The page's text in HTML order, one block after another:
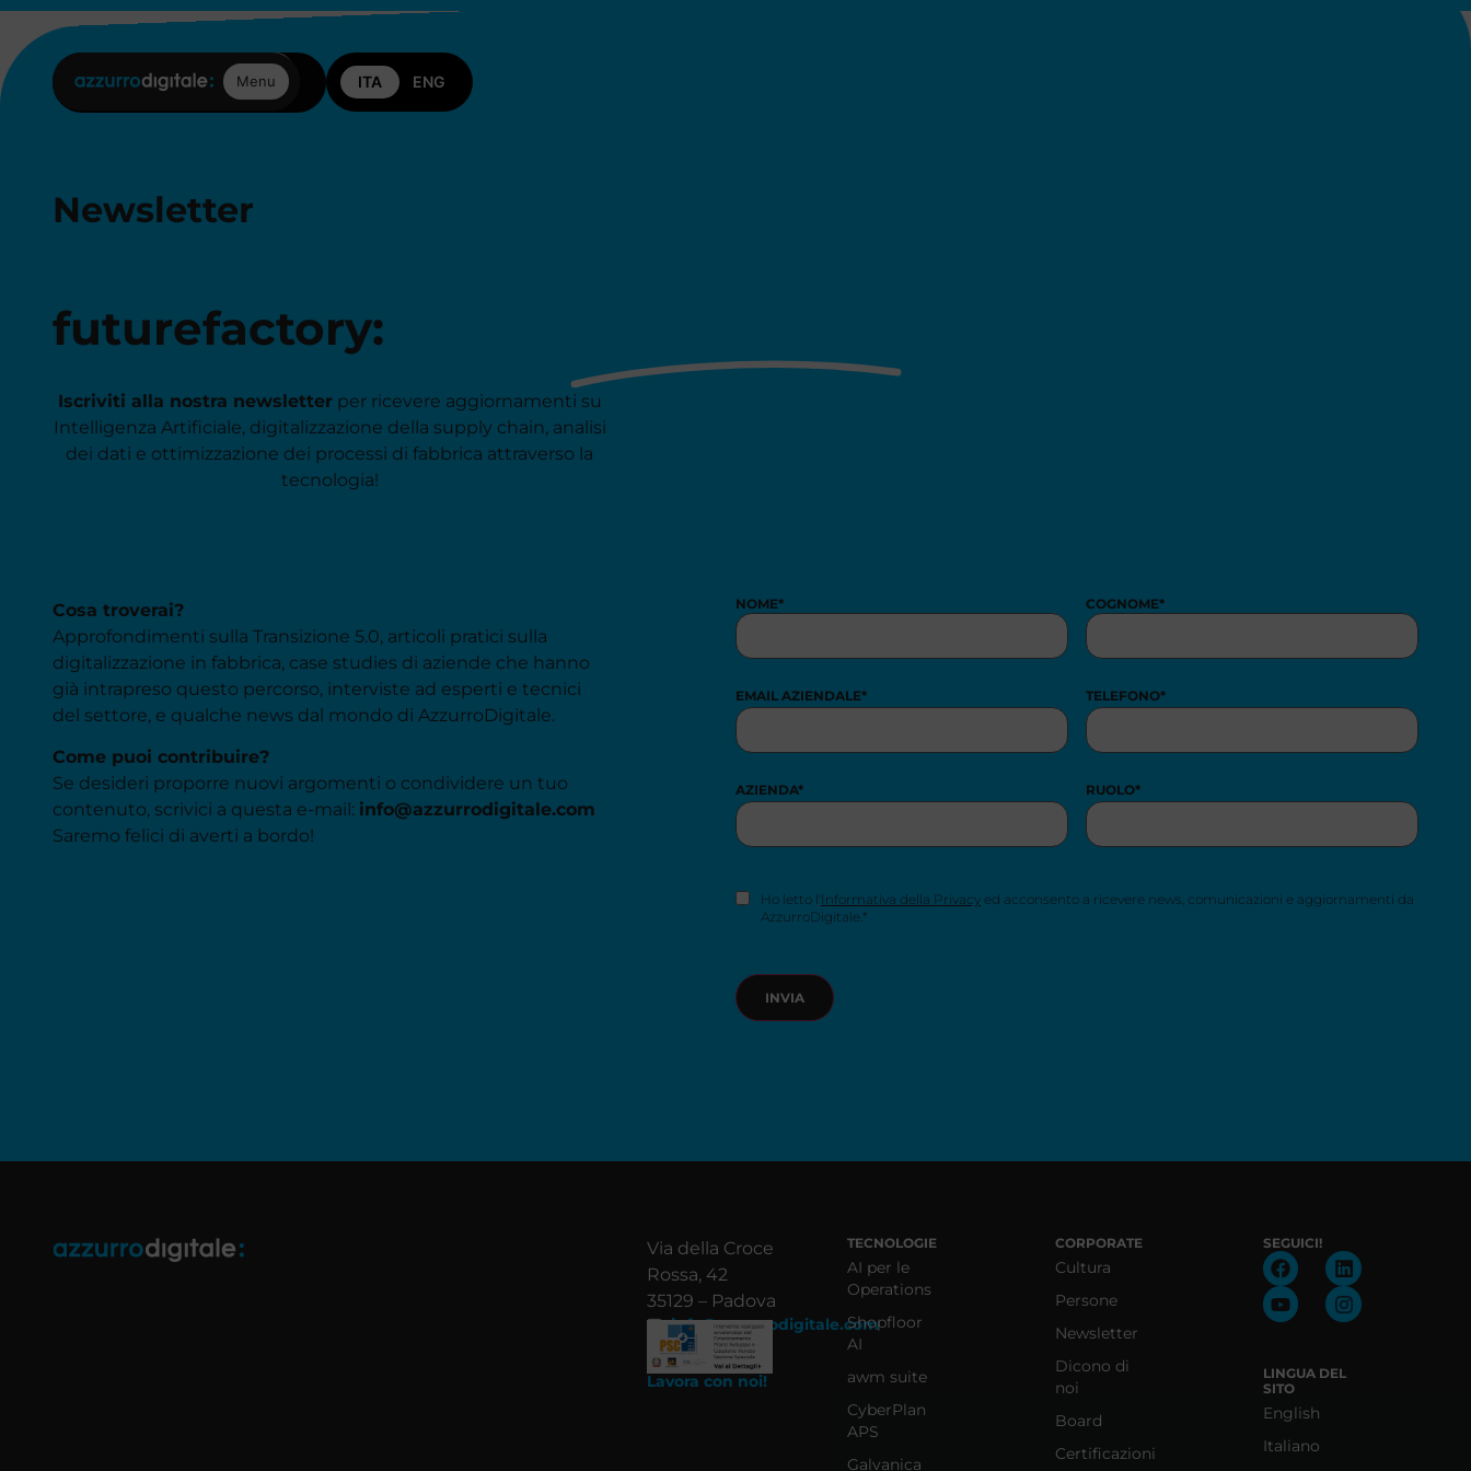
Posizioni aperte
Contattaci
Menu
Newsletter
futurefactory:
Iscriviti alla nostra newsletterper ricevere aggiornamenti su
Intelligenza Artificiale, digitalizzazione della supply chain, analisi
dei dati e ottimizzazione dei processi di fabbrica attraverso la
tecnologia!
Cosa troverai?
Approfondimenti sulla Transizione 5.0, articoli pratici sulla
digitalizzazione in fabbrica, case studies di aziende che hanno
già intrapreso questo percorso, interviste ad esperti e tecnici
del settore, e qualche news dal mondo di AzzurroDigitale.
Come puoi contribuire?
Se desideri proporre nuovi argomenti o condividere un tuo
contenuto, scrivici a questa e-mail: info@azzurrodigitale.com
Saremo felici di averti a bordo!
NOME* COGNOME*
EMAIL AZIENDALE* TELEFONO*
AZIENDA* RUOLO*
CONSENSO
NEWSLETTER*
Ho letto l'Informativa della Privacy ed acconsento a ricevere news, comunicazioni e aggiornamenti da
AzzurroDigitale.*
Via della Croce
Rossa, 42
35129 – Padova
info@azzurrodigitale.com
Lavora con noi!
TECNOLOGIE
AI per le
Operations
Shopfloor
AI
awm suite
CyberPlan
APS
Galvanica
CORPORATE
Cultura
Persone
Newsletter
Dicono di
noi
Board
Certificazioni
SEGUICI!
LINGUA DEL
SITO
English
Italiano